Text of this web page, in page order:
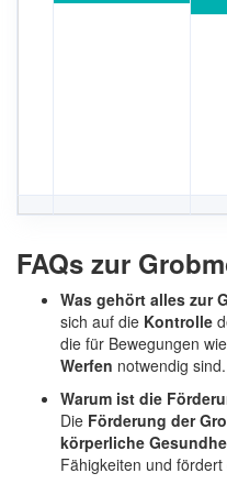
FAQs zur
Was gehört alles zur
sich auf die Kontrolle
die für Bewegungen wie
Werfen notwendig sind.
Warum ist die
Die Förderung der
körperliche
Fähigkeiten und